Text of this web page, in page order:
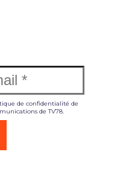
de confidentialité de
de TV78.